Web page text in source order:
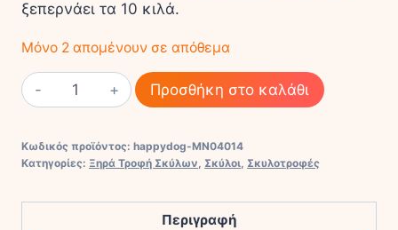
ξεπερνάει τα 10 κιλά.
Μόνο 2 απομένουν σε απόθεμα
Happy
Dog
&
MINI
Προσθήκη στο καλάθι
Κωδικός προϊόντος: happydog-MN04014
Κατηγορίες: Ξηρά Τροφή Σκύλων, Σκύλοι, Σκυλοτροφές
Περιγραφή